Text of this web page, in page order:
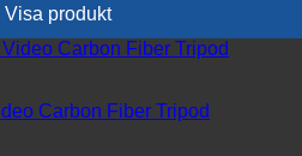
Visa produkt
Carbon Fiber Tripod